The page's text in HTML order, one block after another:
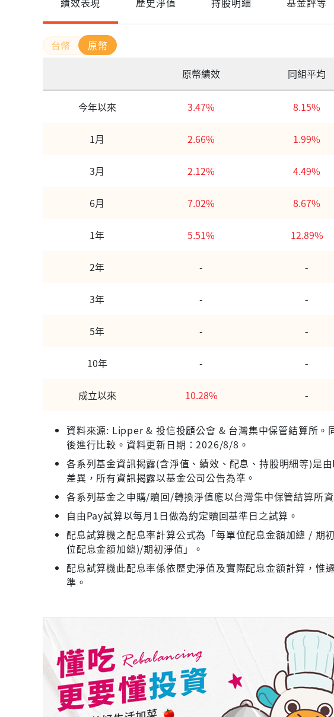
原幣
原幣績效
同組平均
今年以來 3.47% 8.15%
1月 2.66% 1.99%
3月 2.12% 4.49%
6月 7.02% 8.67%
1年 5.51% 12.89%
2年 - -
3年 - -
5年 - -
10年 - -
成立以來 10.28% -
資料來源: Lipper & 投信投顧公會 & 台灣集中保管結算所
後進行比較。資料更新日期：2026/8/8。
各系列基金資訊揭露(含淨值、績效、配息、持股明細等)是
差異，所有資訊揭露以基金公司公告為準。
各系列基金之申購/贖回/轉換淨值應以台灣集中保管結算所
自由Pay試算以每月1日做為約定贖回基準日之試算。
配息試算機之配息率計算公式為「每單位配息金額加總 / 期
位配息金額加總)/期初淨值」。
配息試算機此配息率係依歷史淨值及實際配息金額計算，惟
準。